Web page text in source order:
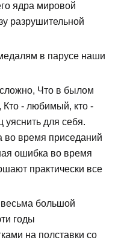
ядра мировой
разрушительной
в парусе наши
сложно, Что в былом
- любимый, кто -
для себя.
во время приседаний
ошибка во время
практически все
большой
годы
на полставки со